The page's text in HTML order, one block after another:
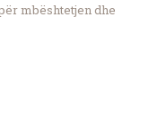
mbështetjen dhe